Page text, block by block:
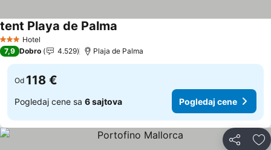
3 Zvezdice
Hotel
tent Playa de Palma
7,9 Dobro 4.529 Plaja de Palma
Od 118 €
Pogledaj cene sa 6 sajtova Pogledaj cene
Deli